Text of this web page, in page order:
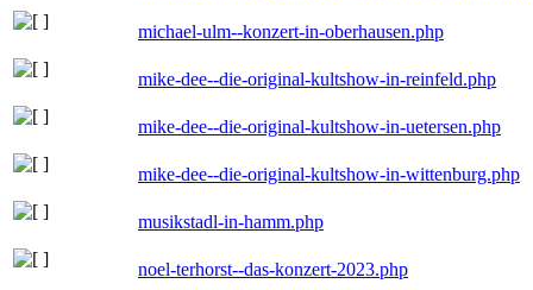
michael-ulm--konzert-in-oberhausen.php
mike-dee--die-original-kultshow-in-reinfeld.php
mike-dee--die-original-kultshow-in-uetersen.php
mike-dee--die-original-kultshow-in-wittenburg.php
musikstadl-in-hamm.php
noel-terhorst--das-konzert-2023.php